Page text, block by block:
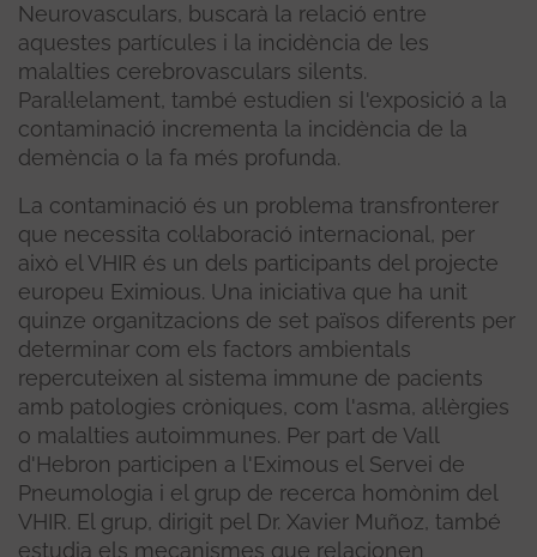
Neurovasculars, buscarà la relació entre
aquestes partícules i la incidència de les
malalties cerebrovasculars silents.
Paral·lelament, també estudien si l'exposició a la
contaminació incrementa la incidència de la
demència o la fa més profunda.
La contaminació és un problema transfronterer
que necessita col·laboració internacional, per
això el VHIR és un dels participants del projecte
europeu Eximious. Una iniciativa que ha unit
quinze organitzacions de set països diferents per
determinar com els factors ambientals
repercuteixen al sistema immune de pacients
amb patologies cròniques, com l'asma, al·lèrgies
o malalties autoimmunes. Per part de Vall
d'Hebron participen a l'Eximous el Servei de
Pneumologia i el grup de recerca homònim del
VHIR. El grup, dirigit pel Dr. Xavier Muñoz, també
estudia els mecanismes que relacionen